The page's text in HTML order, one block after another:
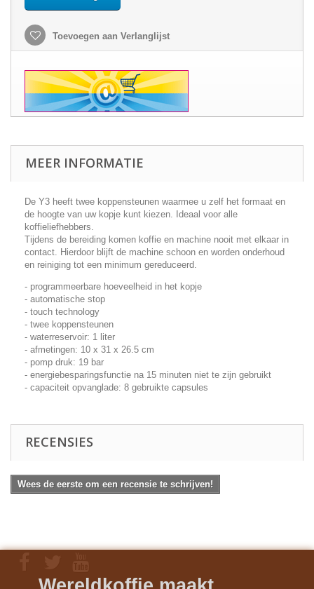
Toevoegen aan Verlanglijst
MEER INFORMATIE
De Y3 heeft twee koppensteunen waarmee u zelf het formaat en
de hoogte van uw kopje kunt kiezen. Ideaal voor alle
koffieliefhebbers.
Tijdens de bereiding komen koffie en machine nooit met elkaar in
contact. Hierdoor blijft de machine schoon en worden onderhoud
en reiniging tot een minimum gereduceerd.
- programmeerbare hoeveelheid in het kopje
- automatische stop
- touch technology
- twee koppensteunen
- waterreservoir: 1 liter
- afmetingen: 10 x 31 x 26.5 cm
- pomp druk: 19 bar
- energiebesparingsfunctie na 15 minuten niet te zijn gebruikt
- capaciteit opvanglade: 8 gebruikte capsules
RECENSIES
Wees de eerste om een recensie te schrijven!